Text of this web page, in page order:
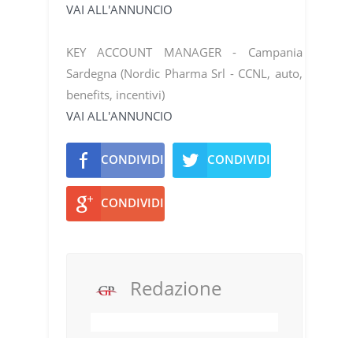
VAI ALL'ANNUNCIO
KEY ACCOUNT MANAGER - Campania
Sardegna (Nordic Pharma Srl - CCNL, auto,
benefits, incentivi)
VAI ALL'ANNUNCIO
CONDIVIDI CONDIVIDI
CONDIVIDI
Redazione